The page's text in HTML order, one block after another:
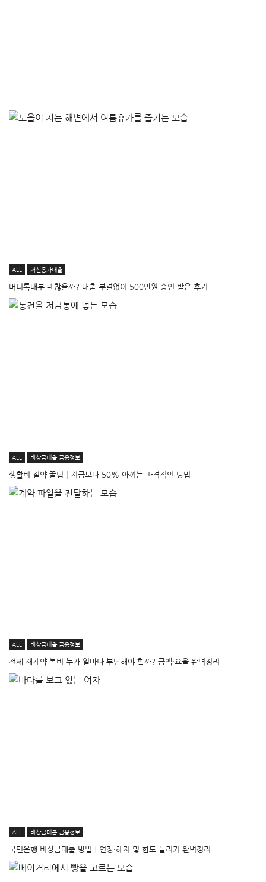
ALL 저신용자대출
머니톡대부 괜찮을까? 대출 부결없이 500만원 승인 받은 후기
ALL 비상금대출·금융정보
생활비 절약 꿀팁│지금보다 50% 아끼는 파격적인 방법
ALL 비상금대출·금융정보
전세 재계약 복비 누가 얼마나 부담해야 할까? 금액·요율 완벽정리
ALL 비상금대출·금융정보
국민은행 비상금대출 방법│연장·해지 및 한도 늘리기 완벽정리